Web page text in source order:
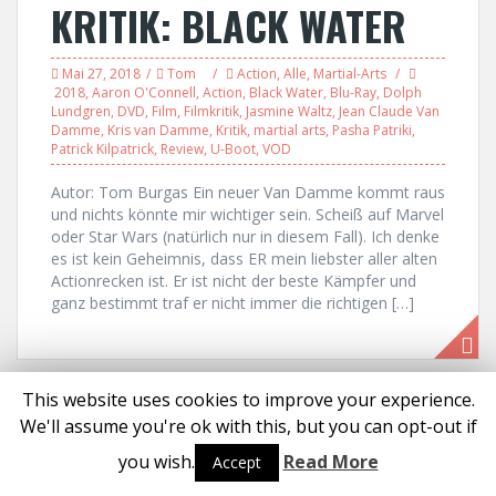
KRITIK: BLACK WATER
Mai 27, 2018 Tom Action, Alle, Martial-Arts
2018, Aaron O'Connell, Action, Black Water, Blu-Ray, Dolph
Lundgren, DVD, Film, Filmkritik, Jasmine Waltz, Jean Claude Van
Damme, Kris van Damme, Kritik, martial arts, Pasha Patriki,
Patrick Kilpatrick, Review, U-Boot, VOD
Autor: Tom Burgas Ein neuer Van Damme kommt raus
und nichts könnte mir wichtiger sein. Scheiß auf Marvel
oder Star Wars (natürlich nur in diesem Fall). Ich denke
es ist kein Geheimnis, dass ER mein liebster aller alten
Actionrecken ist. Er ist nicht der beste Kämpfer und
ganz bestimmt traf er nicht immer die richtigen […]
Proudly powered by WordPress Theme: Solon by aThemes
This website uses cookies to improve your experience.
We'll assume you're ok with this, but you can opt-out if
you wish.
Accept Read More
Social media & sharing icons powered byUltimatelySocial